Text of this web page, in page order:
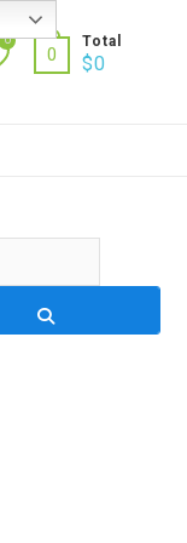
0
0
Total
$0